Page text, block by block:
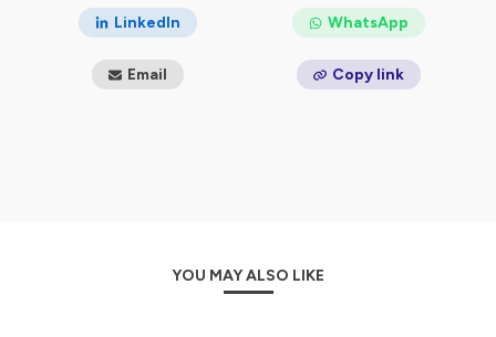
LinkedIn WhatsApp
Email Copy link
YOU MAY ALSO LIKE